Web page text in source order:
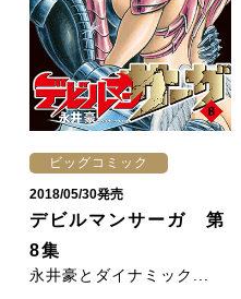
ビッグコミック
2018/05/30発売
デビルマンサーガ 第
8集
永井豪とダイナミック...